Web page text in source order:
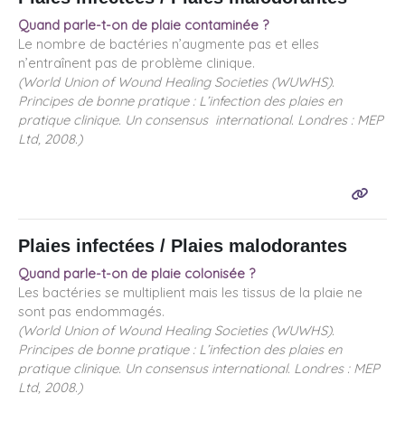
Quand parle-t-on de plaie contaminée ?
Le nombre de bactéries n’augmente pas et elles
n’entraînent pas de problème clinique.
(World Union of Wound Healing Societies (WUWHS).
Principes de bonne pratique : L’infection des plaies en
pratique clinique. Un consensus international. Londres : MEP
Ltd, 2008.)
Plaies infectées / Plaies malodorantes
Quand parle-t-on de plaie colonisée ?
Les bactéries se multiplient mais les tissus de la plaie ne
sont pas endommagés.
(World Union of Wound Healing Societies (WUWHS).
Principes de bonne pratique : L’infection des plaies en
pratique clinique. Un consensus international. Londres : MEP
Ltd, 2008.)